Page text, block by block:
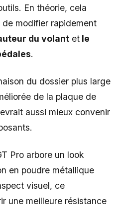
En théorie, cela
modifier rapidement
du volant et le
.
du dossier plus large
de la plaque de
aussi mieux convenir
Pro arbore un look
en poudre métallique
visuel, ce
une meilleure résistance